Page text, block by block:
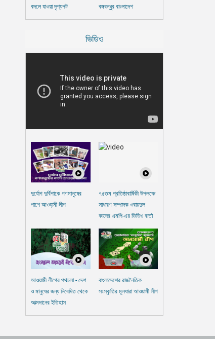
বদলে যাওয়া দৃশ্যপট
বঙ্গবন্ধুর বাংলাদেশ
ভিডিও
দুর্যোগ দুর্বিপাকে গণমানুষের
পাশে আওযা়মী লীগ
৭৫তম প্রতিষ্ঠাবার্ষিকী উপলক্ষে
সাধারণ সম্পাদক ওবায়দুল
কাদের এমপি-এর ভিডিও বার্তা
আওয়ামী লীগের পথচলা - দেশ
ও মানুষের জন্য নিবেদিত থেকে
আত্মদানের ইতিহাস
বাংলাদেশের রাজনৈতিক
সংস্কৃতির মূলধারা আওয়ামী লীগ